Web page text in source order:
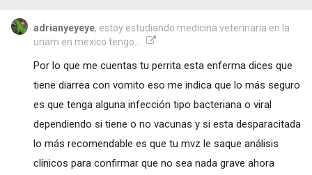
adrianyeyeye, estoy estudiando medicina veterinaria en la
unam en mexico tengo...
Por lo que me cuentas tu perrita esta enferma dices que
tiene diarrea con vomito eso me indica que lo más seguro
es que tenga alguna infección tipo bacteriana o viral
dependiendo si tiene o no vacunas y si esta desparacitada
lo más recomendable es que tu mvz le saque análisis
clínicos para confirmar que no sea nada grave ahora